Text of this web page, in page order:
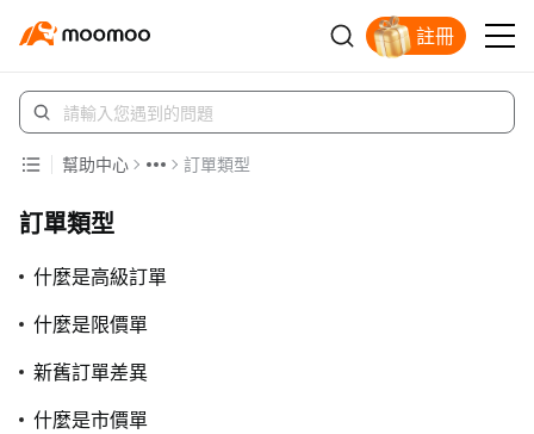
註冊
幫助中心 訂單類型
訂單類型
什麼是高級訂單
什麼是限價單
新舊訂單差異
什麼是市價單